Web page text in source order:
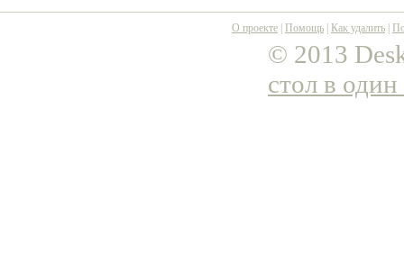
О проекте Помощь Как удалить
© 2013
стол в